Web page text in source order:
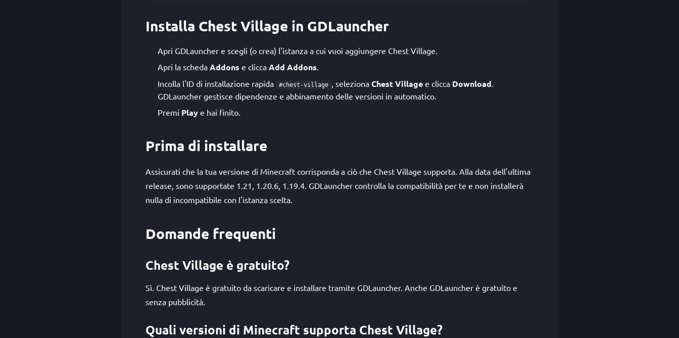
Installa Chest Village in GDLauncher
Apri GDLauncher e scegli (o crea) l'istanza a cui vuoi aggiungere Chest Village.
Apri la scheda Addons e clicca Add Addons.
Incolla l'ID di installazione rapida
#chest-village , seleziona Chest Village e clicca Download.
GDLauncher gestisce dipendenze e abbinamento delle versioni in automatico.
Premi Play e hai finito.
Prima di installare
Assicurati che la tua versione di Minecraft corrisponda a ciò che Chest Village supporta. Alla data dell'ultima
release, sono supportate 1.21, 1.20.6, 1.19.4. GDLauncher controlla la compatibilità per te e non installerà
nulla di incompatibile con l'istanza scelta.
Domande frequenti
Chest Village è gratuito?
Sì. Chest Village è gratuito da scaricare e installare tramite GDLauncher. Anche GDLauncher è gratuito e
senza pubblicità.
Quali versioni di Minecraft supporta Chest Village?